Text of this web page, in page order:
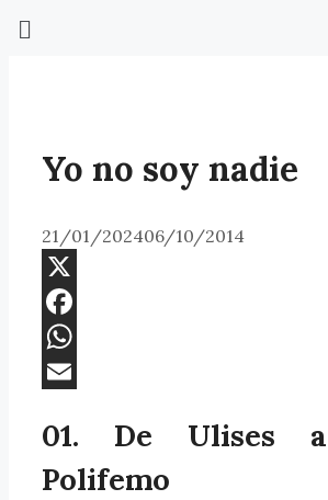
Yo no soy nadie
21/01/202406/10/2014
X
Facebook
WhatsApp
01. De Ulises a
Polifemo